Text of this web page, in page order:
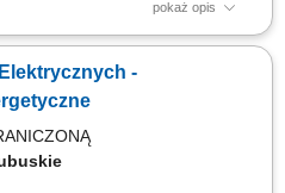
pokaż opis
nad pracami elektrycznymi oraz
harmonogramów;
oraz przeprowadzanie przeglądów
-